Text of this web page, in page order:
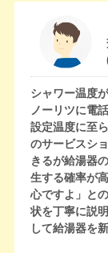
シャワー温度
ノーリツに電
設定温度に至
のサービスシ
きるが給湯器
生する確率が
心ですよ」と
状を丁寧に説
して給湯器を